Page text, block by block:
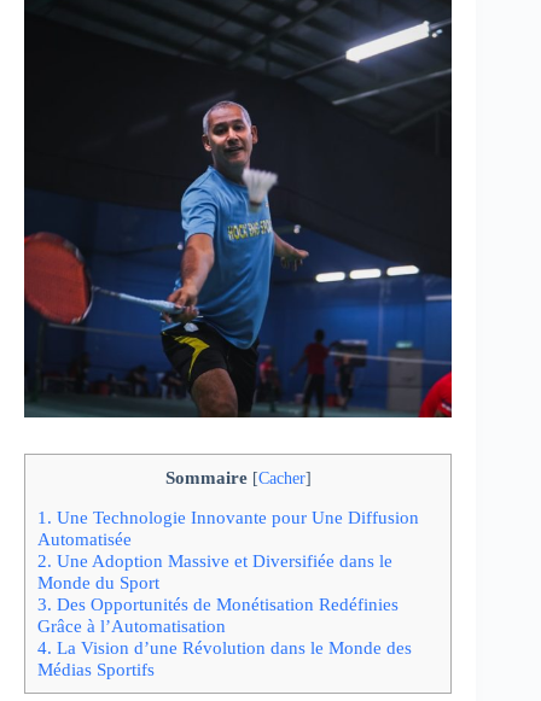
Sommaire [Cacher]
1. Une Technologie Innovante pour Une Diffusion
Automatisée
2. Une Adoption Massive et Diversifiée dans le
Monde du Sport
3. Des Opportunités de Monétisation Redéfinies
Grâce à l’Automatisation
4. La Vision d’une Révolution dans le Monde des
Médias Sportifs